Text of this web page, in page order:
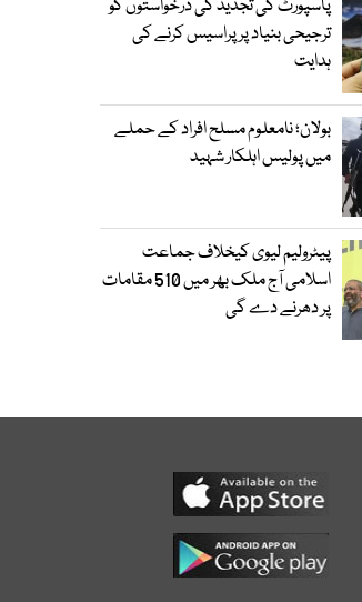
پاسپورٹ کی تجدید کی درخواستوں کو
ترجیحی بنیاد پر پراسیس کرنے کی
ہدایت
بولان؛ نامعلوم مسلح افراد کے حملے
میں پولیس اہلکار شہید
پیٹرولیم لیوی کیخلاف جماعت
اسلامی آج ملک بھر میں 510 مقامات
پر دھرنے دے گی